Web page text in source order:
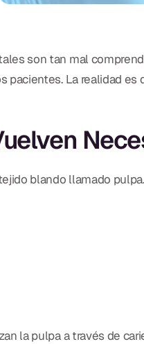
son tan mal
pacientes. La realidad
blando llamado pulpa.
la pulpa a través de